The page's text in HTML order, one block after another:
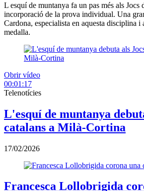
L esquí de muntanya fa un pas més als Jocs
incorporació de la prova individual. Una
Cardona, especialista en aquesta disciplina i
medalla.
Obrir vídeo
00:01:17
Telenotícies
L'esquí de muntanya
catalans a Milà-Cortina
17/02/2026
Francesca Lollobrigida